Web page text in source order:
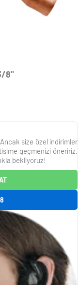
8"
size özel indirimler
geçmenizi öneririz.
bekliyoruz!